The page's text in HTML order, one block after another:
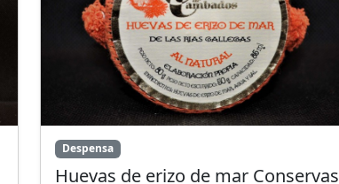
Despensa
Huevas de erizo de mar Conservas